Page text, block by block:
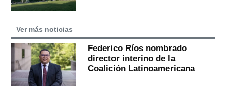
Ver más noticias
Federico Ríos nombrado
director interino de la
Coalición Latinoamericana